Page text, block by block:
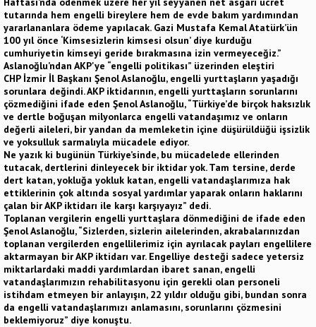
tutarında hem engelli bireylere hem de evde bakım yardımından
yararlananlara ödeme yapılacak. Gazi Mustafa Kemal Atatürk’ün
100 yıl önce ‘Kimsesizlerin kimsesi olsun’ diye kurduğu
cumhuriyetin kimseyi geride bırakmasına izin vermeyeceğiz.”
Aslanoğlu’ndan AKP'ye “engelli politikası” üzerinden eleştiri
CHP İzmir İl Başkanı Şenol Aslanoğlu, engelli yurttaşların yaşadığı
sorunlara değindi. AKP iktidarının, engelli yurttaşların sorunlarını
çözmediğini ifade eden Şenol Aslanoğlu, “Türkiye’de birçok haksızlık
ve dertle boğuşan milyonlarca engelli vatandaşımız ve onların
değerli aileleri, bir yandan da memleketin içine düşürüldüğü işsizlik
ve yoksulluk sarmalıyla mücadele ediyor.
Ne yazık ki bugünün Türkiye’sinde, bu mücadelede ellerinden
tutacak, dertlerini dinleyecek bir iktidar yok. Tam tersine, derde
dert katan, yokluğa yokluk katan, engelli vatandaşlarımıza hak
ettiklerinin çok altında sosyal yardımlar yaparak onların haklarını
çalan bir AKP iktidarı ile karşı karşıyayız” dedi.
Toplanan vergilerin engelli yurttaşlara dönmediğini de ifade eden
Şenol Aslanoğlu, “Sizlerden, sizlerin ailelerinden, akrabalarınızdan
toplanan vergilerden engellilerimiz için ayrılacak payları engellilere
aktarmayan bir AKP iktidarı var. Engelliye desteği sadece yetersiz
miktarlardaki maddi yardımlardan ibaret sanan, engelli
vatandaşlarımızın rehabilitasyonu için gerekli olan personeli
istihdam etmeyen bir anlayışın, 22 yıldır olduğu gibi, bundan sonra
da engelli vatandaşlarımızı anlamasını, sorunlarını çözmesini
beklemiyoruz” diye konuştu.